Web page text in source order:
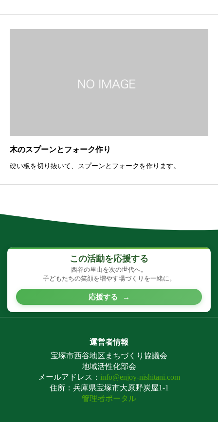
木のスプーンとフォーク作り
硬い板を切り抜いて、スプーンとフォークを作ります。
この活動を応援する
西谷の里山を次の世代へ。
子どもたちの笑顔を増やす場づくりを一緒に。
応援する →
運営者情報
宝塚市西谷地区まちづくり協議会
地域活性化部会
メールアドレス： info@enjoy-nishitani.com
住所：兵庫県宝塚市大原野炭屋1-1
管理者ポータル